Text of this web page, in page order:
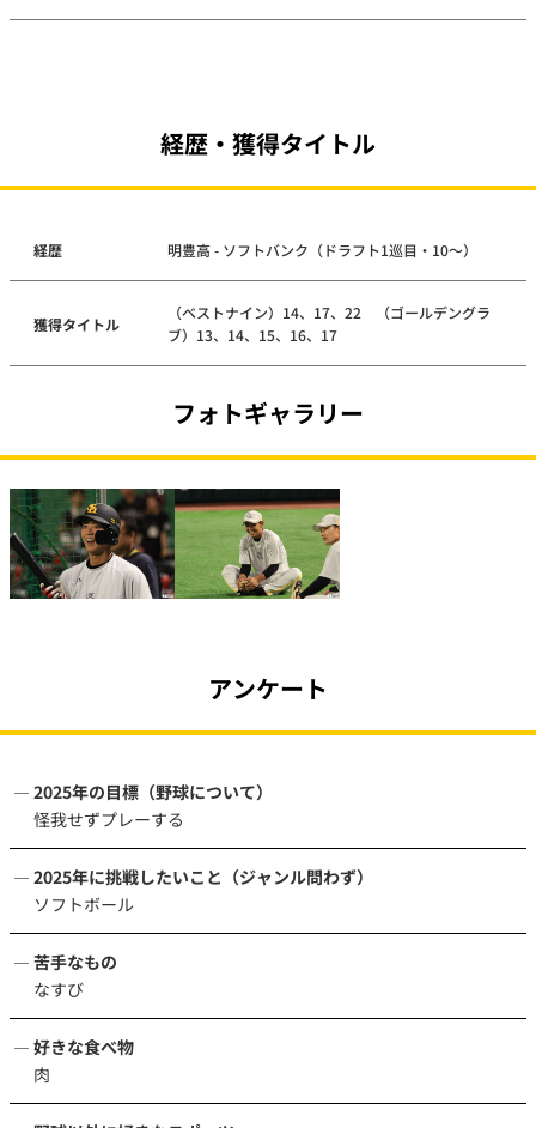
経歴・獲得タイトル
経歴 明豊高 - ソフトバンク（ドラフト1巡目・10～）
獲得タイトル
（ベストナイン）14、17、22 （ゴールデングラ
ブ）13、14、15、16、17
フォトギャラリー
アンケート
2025年の目標（野球について）
怪我せずプレーする
2025年に挑戦したいこと（ジャンル問わず）
ソフトボール
苦手なもの
なすび
好きな食べ物
肉